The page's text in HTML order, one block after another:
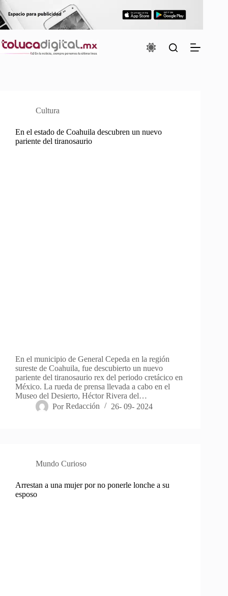
Saltar
al
contenido
Cultura
En el estado de Coahuila descubren un nuevo
pariente del tiranosaurio
En el municipio de General Cepeda en la región
sureste de Coahuila, fue descubierto un nuevo
pariente del tiranosaurio rex del periodo cretácico en
México. La rueda de prensa llevada a cabo en el
Museo del Desierto, Héctor Rivera del…
Por Redacción 26- 09- 2024
Mundo Curioso
Arrestan a una mujer por no ponerle lonche a su
esposo